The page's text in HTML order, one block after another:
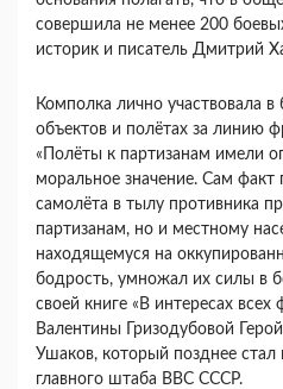
совершила не менее 200
историк и писатель Дмитрий
Комполка лично участвовала
объектов и полётах за линию
«Полёты к партизанам имели
моральное значение. Сам факт
самолёта в тылу противника
партизанам, но и местному
находящемуся на
бодрость, умножал их силы в
своей книге «В интересах всех
Валентины Гризодубовой
Ушаков, который позднее стал
главного штаба ВВС СССР.